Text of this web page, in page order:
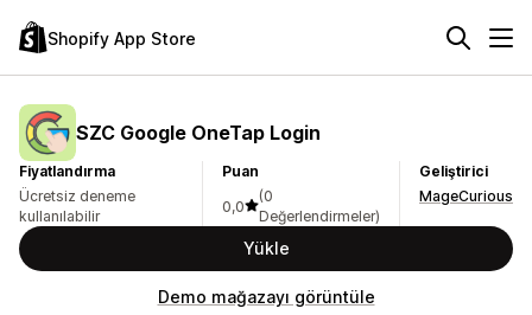
Shopify App Store
SZC Google OneTap Login
Fiyatlandırma
Ücretsiz deneme
kullanılabilir
Puan
0,0
(0
Değerlendirmeler)
Geliştirici
MageCurious
Yükle
Demo mağazayı görüntüle